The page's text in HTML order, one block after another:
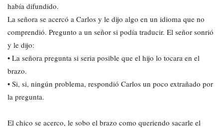
había difundido.
La señora se acercó a Carlos y le dijo algo en un idioma que no
comprendió. Pregunto a un señor si podía traducir. El señor sonrió
y le dijo:
• La señora pregunta si seria posible que el hijo lo tocara en el
brazo.
• Si, si, ningún problema, respondió Carlos un poco extrañado por
la pregunta.
El chico se acerco, le sobo el brazo como queriendo sacarle el